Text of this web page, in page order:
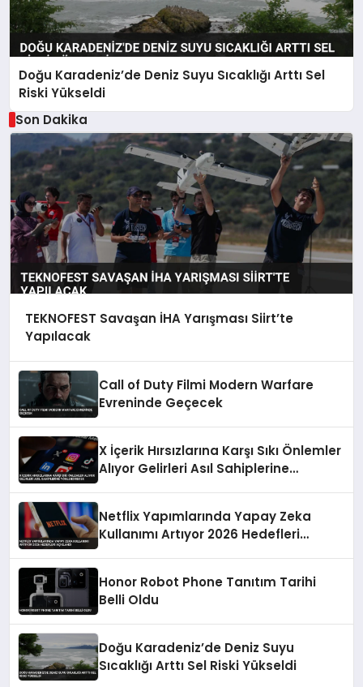
Doğu Karadeniz’de Deniz Suyu Sıcaklığı Arttı Sel
Riski Yükseldi
Son Dakika
TEKNOFEST Savaşan İHA Yarışması Siirt’te
Yapılacak
Call of Duty Filmi Modern Warfare
Evreninde Geçecek
X İçerik Hırsızlarına Karşı Sıkı Önlemler
Alıyor Gelirleri Asıl Sahiplerine
Netflix Yapımlarında Yapay Zeka
Kullanımı Artıyor 2026 Hedefleri
Honor Robot Phone Tanıtım Tarihi
Belli Oldu
Doğu Karadeniz’de Deniz Suyu
Sıcaklığı Arttı Sel Riski Yükseldi